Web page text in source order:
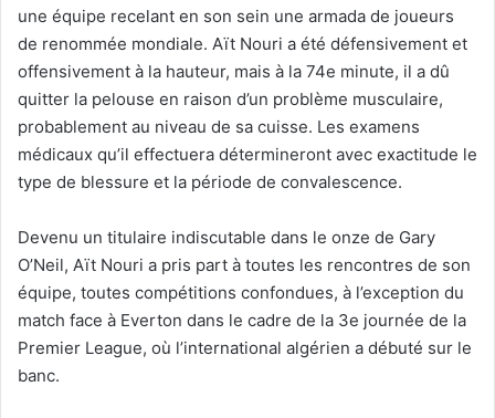
une équipe recelant en son sein une armada de joueurs
de renommée mondiale. Aït Nouri a été défensivement et
offensivement à la hauteur, mais à la 74e minute, il a dû
quitter la pelouse en raison d’un problème musculaire,
probablement au niveau de sa cuisse. Les examens
médicaux qu’il effectuera détermineront avec exactitude le
type de blessure et la période de convalescence.
Devenu un titulaire indiscutable dans le onze de Gary
O’Neil, Aït Nouri a pris part à toutes les rencontres de son
équipe, toutes compétitions confondues, à l’exception du
match face à Everton dans le cadre de la 3e journée de la
Premier League, où l’international algérien a débuté sur le
banc.